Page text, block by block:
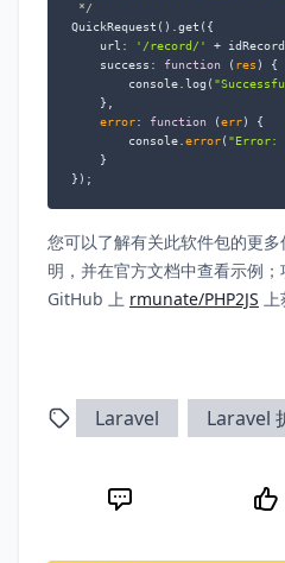
*/
QuickRequest().get({
    url:
'/record/'
+
    success:
function ( res )
{
        console.log(
    },
error: function (err)
{
        console.
error( "Error:
    }
});
您可以了解有关此软件包的更
明，并在官方文档中查看示例
GitHub 上 rmunate/PHP2JS 上
Laravel Laravel